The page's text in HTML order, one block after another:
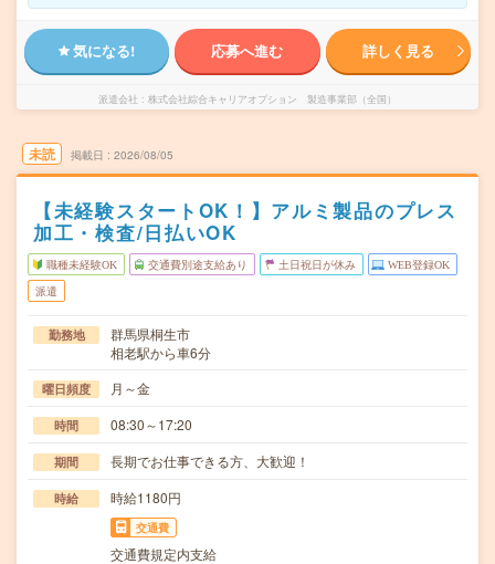
気になる! 応募へ進む 詳しく見る
派遣会社 株式会社綜合キャリアオプション 製造事業部（全国）
未読 掲載日 2026/08/05
【未経験スタートOK！】アルミ製品のプレス
加工・検査/日払いOK
職種未経験OK 交通費別途支給あり 土日祝日が休み WEB登録OK
派遣
勤務地
群馬県桐生市
相老駅から車6分
曜日頻度 月～金
時間 08:30～17:20
期間 長期でお仕事できる方、大歓迎！
時給 時給1180円
交通費
交通費規定内支給